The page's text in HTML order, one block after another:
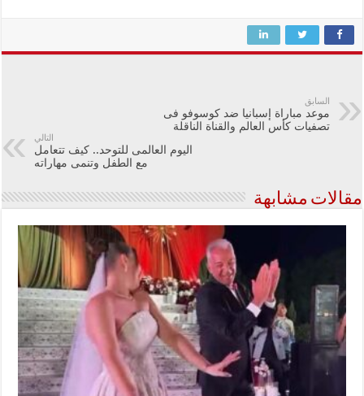
السابق
موعد مباراة إسبانيا ضد كوسوفو فى
تصفيات كأس العالم والقناة الناقلة
التالي
اليوم العالمى للتوحد.. كيف تتعامل
مع الطفل وتنمى مهاراته
مقالات مشابهة